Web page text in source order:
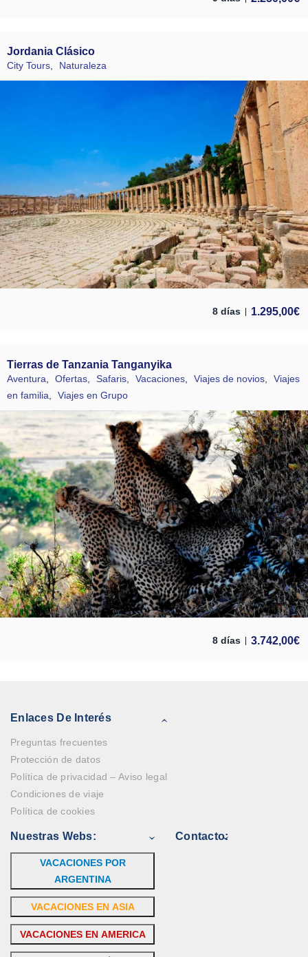
Jordania Clásico
City Tours, Naturaleza
8 días 1.295,00€
Tierras de Tanzania Tanganyika
Aventura Ofertas Safaris Vacaciones Viajes de novios
Viajes
en familia
Viajes en Grupo
8 días 3.742,00€
Enlaces De Interés
Preguntas frecuentes
Protección de datos
Política de privacidad – Aviso legal
Condiciones de viaje
Política de cookies
Nuestras Webs:
VACACIONES POR
ARGENTINA
VACACIONES EN ASIA
VACACIONES EN AMERICA
Contacto: